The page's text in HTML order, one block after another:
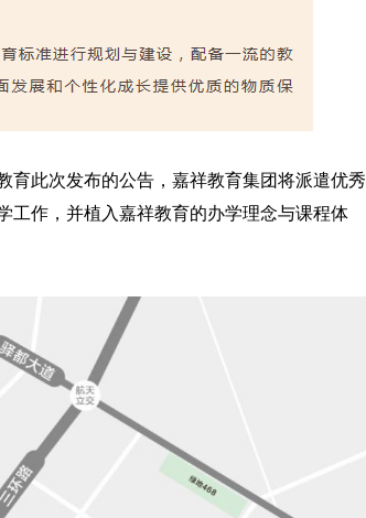
育此次发布的公告，嘉祥教育集团将派遣优秀
工作，并植入嘉祥教育的办学理念与课程体